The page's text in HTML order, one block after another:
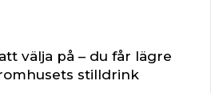
välja på – du får lägre
stilldrink